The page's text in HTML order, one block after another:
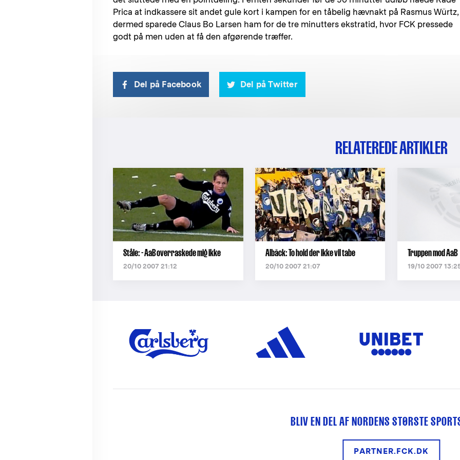
Prica at indkassere sit andet gule kort i kampen for en tåbelig hævnakt på Rasmus
dermed sparede Claus Bo Larsen ham for de tre minutters ekstratid, hvor FCK pressede
godt på men uden at få den afgørende træffer.
Del på Facebook Del på Twitter
RELATEREDE ARTIKLER
Ståle: - AaB overraskede mig ikke
20/10 2007 21:12
Albäck: To hold der ikke vil tabe
20/10 2007 21:07
Truppen mod AaB
19/10 2007
BLIV EN DEL AF NORDENS STØRSTE
PARTNER.FCK.DK